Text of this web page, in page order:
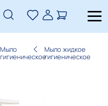
Мыло
гигиеническое
Мыло жидкое
гигиеническое